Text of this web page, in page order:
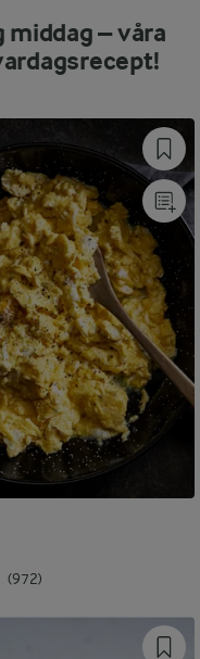
middag – våra
(972)